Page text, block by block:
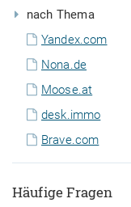
nach Thema
Yandex.com
Nona.de
Moose.at
desk.immo
Brave.com
Häufige Fragen